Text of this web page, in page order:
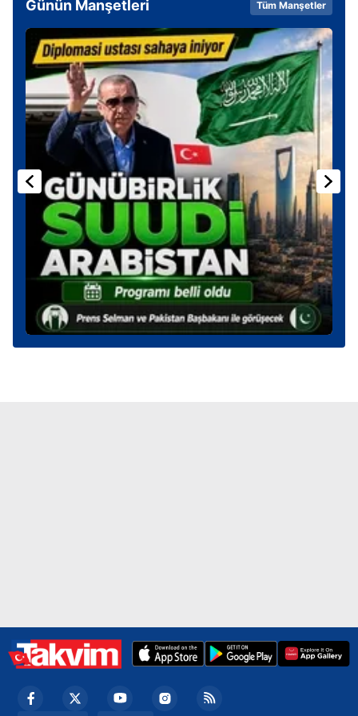
gösterilmeyecektir."
Sizlere daha iyi bir hizmet sunabilmek için İnternet
Sitemizde kendimize ve üçüncü kişilere ait çerezler
kullanılmaktadır. Bu çerezler vasıtasıyla çeşitli kişisel
verileriniz işlenmekte olup gerekli olan çerezler bilgi
toplumu hizmetlerinin sunulması amacıyla
kullanılmaktadır. Diğer çerezler, sitemizin daha işlevsel
kılınması ve kişiselleştirilmesi ve sizlere yönelik
reklam/pazarlama faaliyetlerinin yapılması, amaçlarıyla
sınırlı olarak açık rızanız dahilinde kullanılacaktır.
Çerezlere ilişkin tercihlerinizi aşağıda yer alan panel
vasıtasıyla belirleyebilirsiniz. Çerezlere ilişkin detaylı bilgi
için Ayarlar butonuna tıklayabilir,Çerez Bilgilendirme
Metnimiziziyaret edebilirsiniz.
Günün Manşetleri Tüm Manşetler